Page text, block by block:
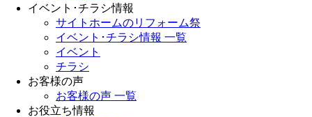
イベント･チラシ情報
サイトホームのリフォーム祭
イベント･チラシ情報 一覧
イベント
チラシ
お客様の声
お客様の声 一覧
お役立ち情報